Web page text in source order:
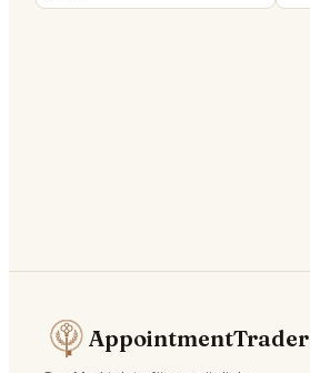
AppointmentTrader